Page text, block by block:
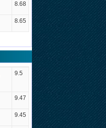
8.68
8.65
9.5
9.47
9.45